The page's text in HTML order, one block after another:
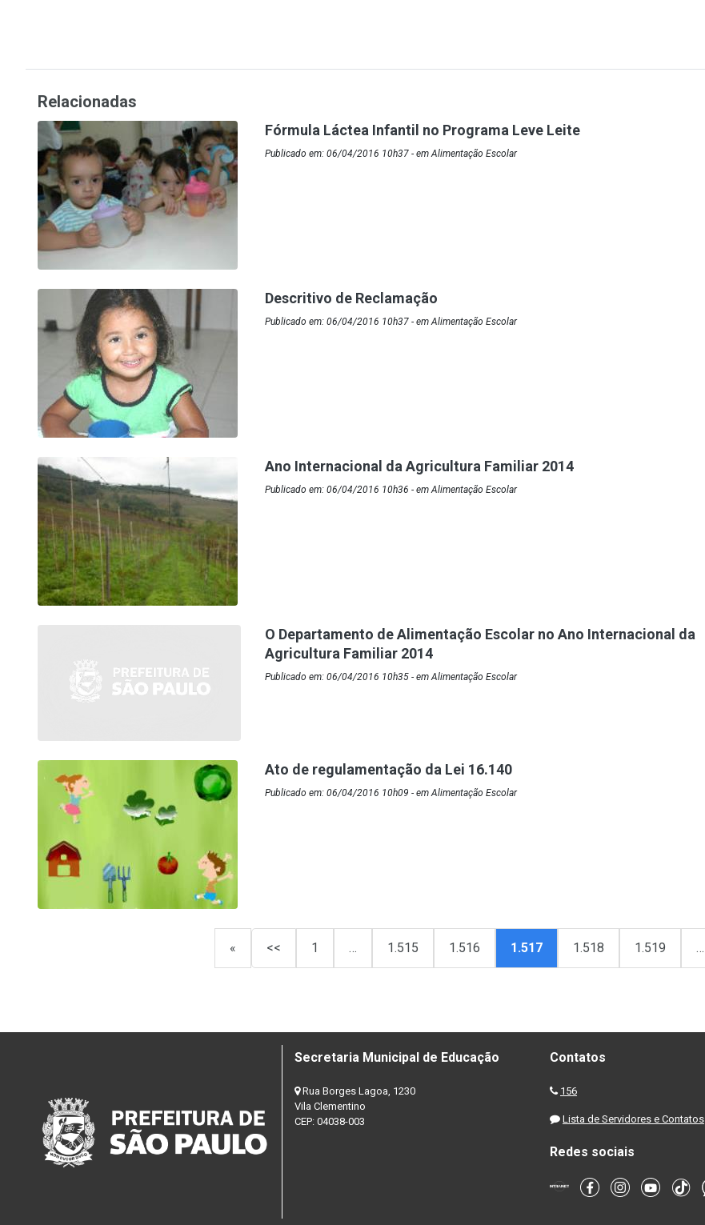
Relacionadas
Fórmula Láctea Infantil no Programa Leve Leite
Publicado em: 06/04/2016 10h37 - em Alimentação Escolar
Descritivo de Reclamação
Publicado em: 06/04/2016 10h37 - em Alimentação Escolar
Ano Internacional da Agricultura Familiar 2014
Publicado em: 06/04/2016 10h36 - em Alimentação Escolar
O Departamento de Alimentação Escolar no Ano Internacional da
Agricultura Familiar 2014
Publicado em: 06/04/2016 10h35 - em Alimentação Escolar
Ato de regulamentação da Lei 16.140
Publicado em: 06/04/2016 10h09 - em Alimentação Escolar
« << 1 … 1.515 1.516 1.517 1.518 1.519 …
Secretaria Municipal de Educação
Rua Borges Lagoa, 1230
Vila Clementino
CEP: 04038-003
Contatos
156
Lista de Servidores e Contatos
Redes sociais